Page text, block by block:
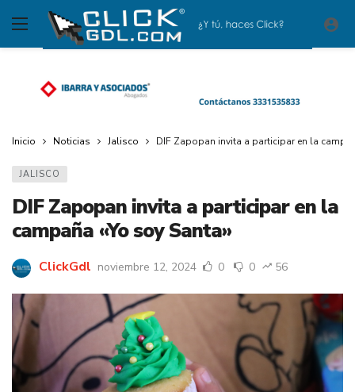
Inicio Noticias Jalisco DIF Zapopan invita a participar en la
JALISCO
DIF Zapopan invita a participar en la
campaña «Yo soy Santa»
ClickGdl noviembre 12, 2024 0 0 56